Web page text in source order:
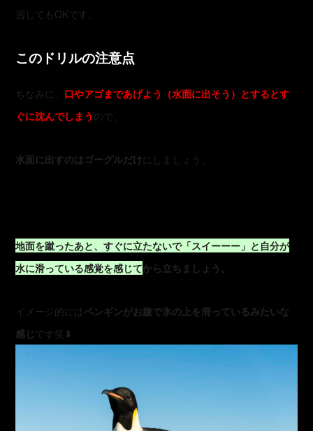
習してもOKです。
このドリルの注意点
ちなみに、 口やアゴまであげよう（水面に出そう）とするとす
ぐに沈んでしまう ので、
水面に出すのはゴーグルだけにしましょう。
地面を蹴ったあと、すぐに立たないで「スイーーー」と自分が
水に滑っている感覚を感じてから立ちましょう。
イメージ的にはペンギンがお腹で氷の上を滑っているみたいな
感じです笑⬇︎